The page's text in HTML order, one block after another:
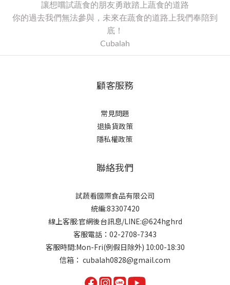
讓想嚐試蔬食的朋友勇敢踏上蔬食的道路
你的過去我們無法參與，未來在蔬食的道路上我們奉陪到
底！
Cubalah
顧客服務
常見問題
退換貨政策
隱私權政策
聯絡我們
試蔬看國際食品有限公司
統編:83307420
線上客服:官網後台訊息/LINE:@624hghrd
客服電話：02-2708-7343
客服時間:Mon-Fri(例假日除外) 10:00-18:30
信箱： cubalah0828@gmail.com